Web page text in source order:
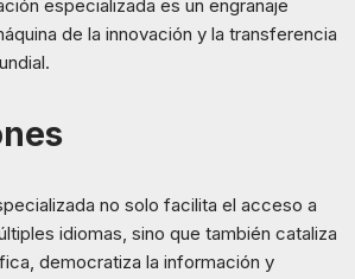
especializada es un engranaje
de la innovación y la transferencia
no solo facilita el acceso a
idiomas, sino que también cataliza
democratiza la información y